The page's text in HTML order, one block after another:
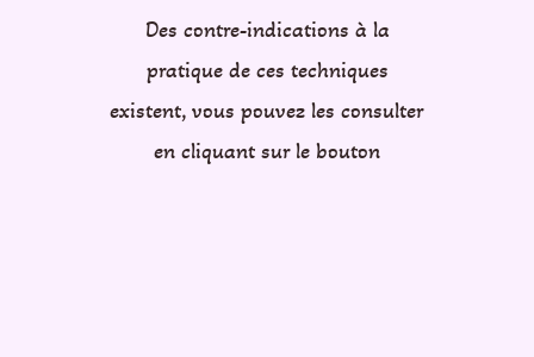
Des contre-indications à la
pratique de ces techniques
existent, vous pouvez les consulter
en cliquant sur le bouton